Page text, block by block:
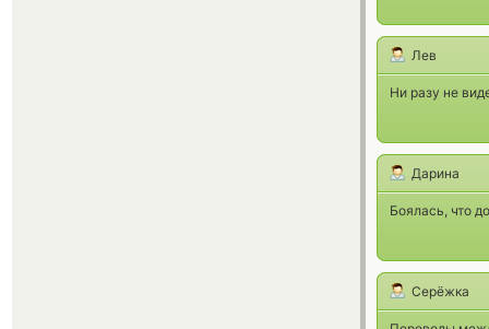
Лев
Ни разу не
Дарина
Боялась, что
Серёжка